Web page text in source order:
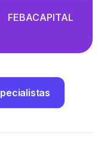
FEBACAPITAL